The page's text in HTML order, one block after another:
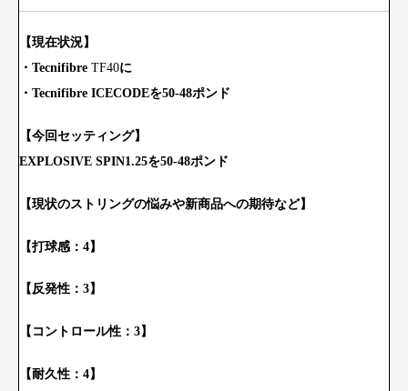
【現在状況】
・Tecnifibre TF40に
・Tecnifibre ICECODEを50-48ポンド
【今回セッティング】
EXPLOSIVE SPIN1.25を50-48ポンド
【現状のストリングの悩みや新商品への期待など】
【打球感：4】
【反発性：3】
【コントロール性：3】
【耐久性：4】